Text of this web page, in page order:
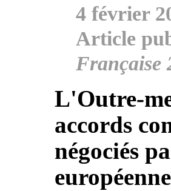
4 février
Article
Française
L'Outre-
accords
négociés